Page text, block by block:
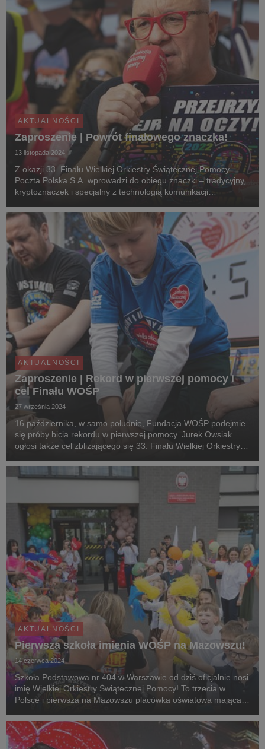
AKTUALNOŚCI
Zaproszenie | Powrót finałowego znaczka!
13 listopada 2024
Z okazji 33. Finału Wielkiej Orkiestry Świątecznej Pomocy
Poczta Polska S.A. wprowadzi do obiegu znaczki – tradycyjny,
kryptoznaczek i specjalny z technologią komunikacji
umożliwiającą szybką wymianę danych między urządzeniam...
AKTUALNOŚCI
Zaproszenie | Rekord w pierwszej pomocy i
cel Finału WOŚP
27 września 2024
16 października, w samo południe, Fundacja WOŚP podejmie
się próby bicia rekordu w pierwszej pomocy. Jurek Owsiak
ogłosi także cel zbliżającego się 33. Finału Wielkiej Orkiestry
wydarzeniu zapraszamy do Gdyni - zgłoszen...
AKTUALNOŚCI
Pierwsza szkoła imienia WOŚP na Mazowszu!
14 czerwca 2024
Szkoła Podstawowa nr 404 w Warszawie od dziś oficjalnie nosi
imię Wielkiej Orkiestry Świątecznej Pomocy! To trzecia w
Polsce i pierwsza na Mazowszu placówka oświatowa mająca